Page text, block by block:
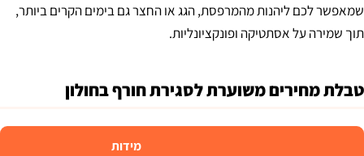
שמאפשר לכם ליהנות מהמרפסת, הגג או החצר גם בימים הקרים ביותר,
תוך שמירה על אסתטיקה ופונקציונליות.
טבלת מחירים משוערת לסגירת חורף בחולון
מידות